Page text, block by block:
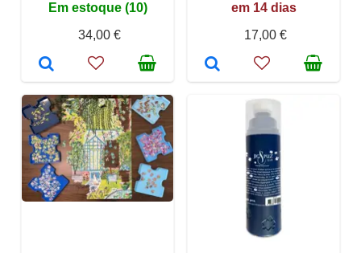
Em estoque (10)
34,00 €
em 14 dias
17,00 €